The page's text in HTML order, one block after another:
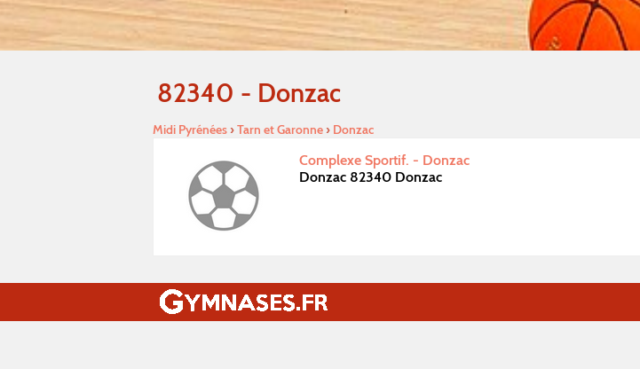
82340 - Donzac
Midi Pyrénées›Tarn et Garonne› Donzac
Complexe Sportif. - Donzac
Donzac 82340 Donzac